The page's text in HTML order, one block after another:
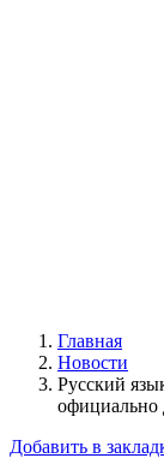
Главная
Новости
Русский
официально
Добавить в